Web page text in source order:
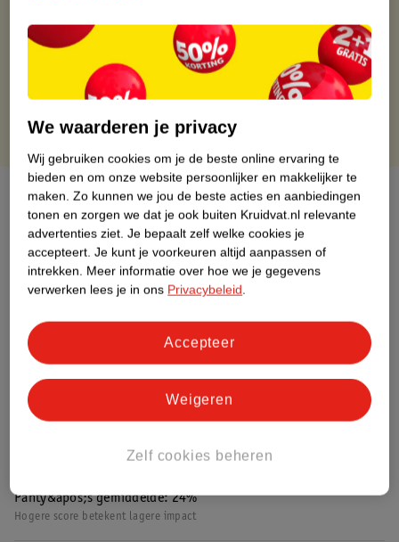
Gratis thuisbezorgd vanaf 50.00
Gratis retourneren binnen 30 dagen
Gratis punten met je Kruidvat kaart
Over dit product
Productinformatie
Etiketinformatie
Nature Impact Score
Rood (-) = hoge impact op het milieu.
Groen (+) = lage impact op het milieu.
Gebaseerd op wereldwijde
Panty&apos;s gemiddelde: 24%
Hogere score betekent lagere impact
We waarderen je privacy
Wij gebruiken cookies om je de beste online ervaring te
bieden en om onze website persoonlijker en makkelijker te
maken. Zo kunnen we jou de beste acties en aanbiedingen
tonen en zorgen we dat je ook buiten Kruidvat.nl relevante
advertenties ziet. Je bepaalt zelf welke cookies je
accepteert. Je kunt je voorkeuren altijd aanpassen of
intrekken. Meer informatie over hoe we je gegevens
verwerken lees je in ons Privacybeleid.
Zelf cookies beheren
Weigeren
Accepteer